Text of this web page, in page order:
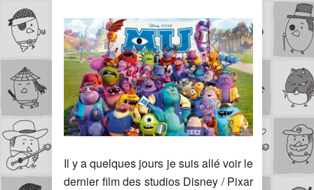
Il y a quelques jours je suis allé voir le
dernier film des studios Disney / Pixar